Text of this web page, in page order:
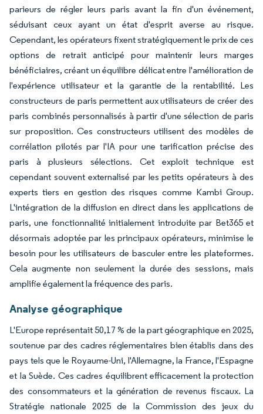
parieurs de régler leurs paris avant la fin d'un événement,
séduisant ceux ayant un état d'esprit averse au risque.
Cependant, les opérateurs fixent stratégiquement le prix de ces
options de retrait anticipé pour maintenir leurs marges
bénéficiaires, créant un équilibre délicat entre l'amélioration de
l'expérience utilisateur et la garantie de la rentabilité. Les
constructeurs de paris permettent aux utilisateurs de créer des
paris combinés personnalisés à partir d'une sélection de paris
sur proposition. Ces constructeurs utilisent des modèles de
corrélation pilotés par l'IA pour une tarification précise des
paris à plusieurs sélections. Cet exploit technique est
cependant souvent externalisé par les petits opérateurs à des
experts tiers en gestion des risques comme Kambi Group.
L'intégration de la diffusion en direct dans les applications de
paris, une fonctionnalité initialement introduite par Bet365 et
désormais adoptée par les principaux opérateurs, minimise le
besoin pour les utilisateurs de basculer entre les plateformes.
Cela augmente non seulement la durée des sessions, mais
amplifie également la fréquence des paris.
Analyse géographique
L'Europe représentait 50,17 % de la part géographique en 2025,
soutenue par des cadres réglementaires bien établis dans des
pays tels que le Royaume-Uni, l'Allemagne, la France, l'Espagne
et la Suède. Ces cadres équilibrent efficacement la protection
des consommateurs et la génération de revenus fiscaux. La
Stratégie nationale 2025 de la Commission des jeux du